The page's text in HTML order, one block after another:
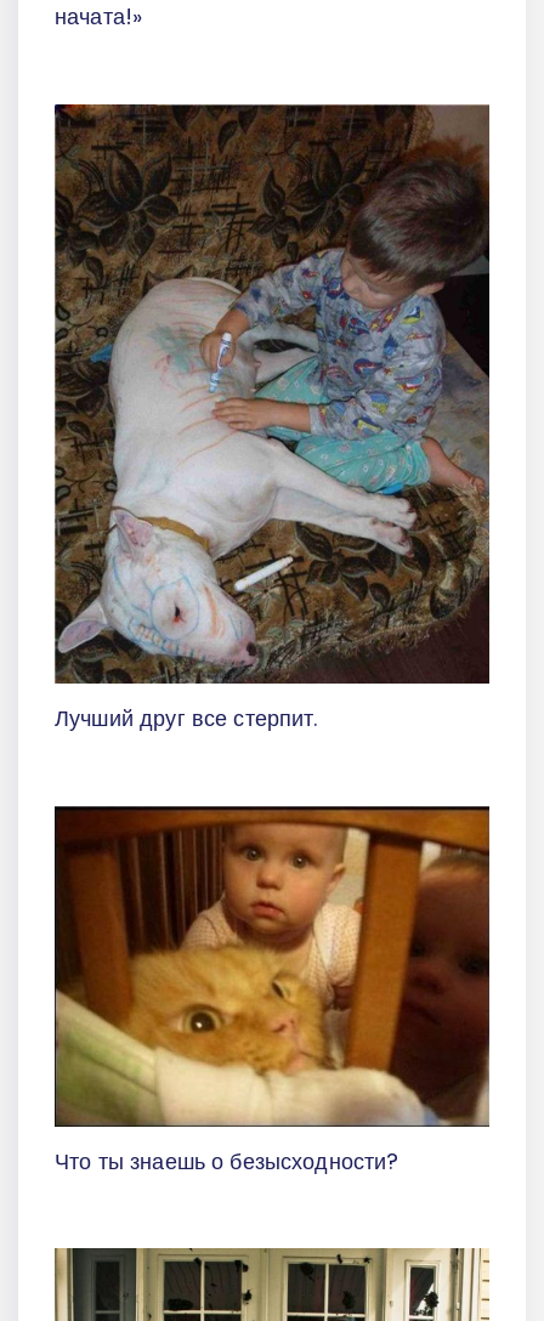
начата!»
Лучший друг все стерпит.
Что ты знаешь о безысходности?